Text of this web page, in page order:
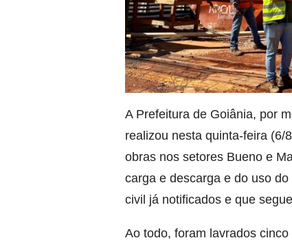
A Prefeitura de Goiânia, por
realizou nesta quinta-feira (6/
obras nos setores Bueno e
carga e descarga e do uso
civil já notificados e que
Ao todo, foram lavrados